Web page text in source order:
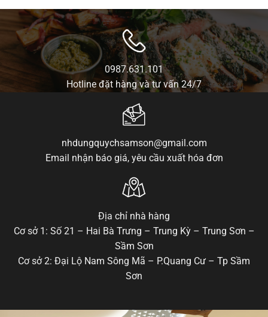
0987.631.101
Hotline đặt hàng và tư vấn 24/7
nhdungquychsamson@gmail.com
Email nhận báo giá, yêu cầu xuất hóa đơn
Địa chỉ nhà hàng
Cơ sở 1: Số 21 – Hai Bà Trưng – Trung Kỳ – Trung Sơn –
Sầm Sơn
Cơ sở 2: Đại Lộ Nam Sông Mã – P.Quang Cư – Tp Sầm
Sơn